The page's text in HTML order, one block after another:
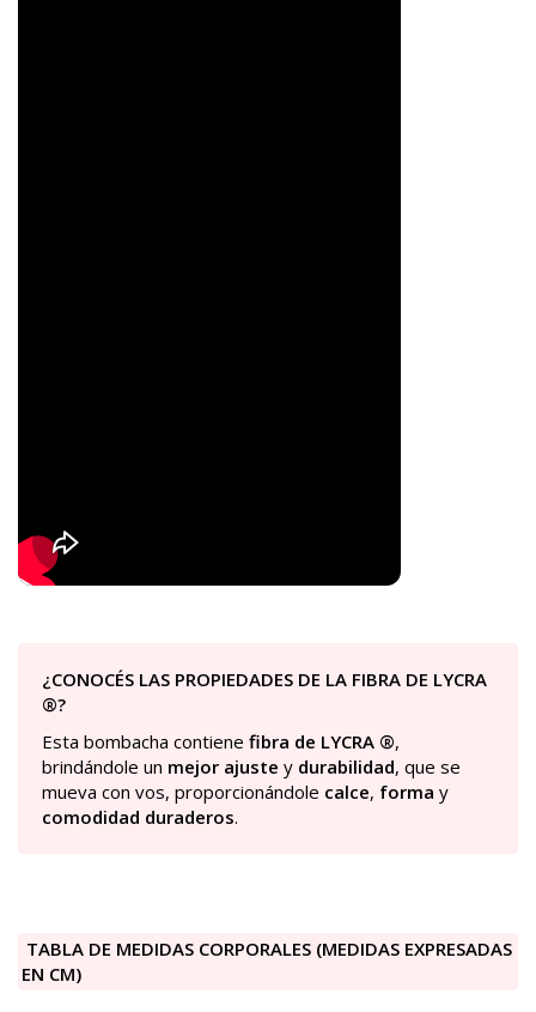
¿CONOCÉS LAS PROPIEDADES DE LA FIBRA DE LYCRA
®?
Esta bombacha contiene fibra de LYCRA ®,
brindándole un mejor ajuste y durabilidad, que se
mueva con vos, proporcionándole calce, forma y
comodidad duraderos.
TABLA DE MEDIDAS CORPORALES (MEDIDAS EXPRESADAS
EN CM)